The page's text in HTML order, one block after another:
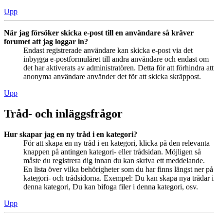
Upp
När jag försöker skicka e-post till en användare så kräver
forumet att jag loggar in?
Endast registrerade användare kan skicka e-post via det
inbygga e-postformuläret till andra användare och endast om
det har aktiverats av administratören. Detta för att förhindra att
anonyma användare använder det för att skicka skräppost.
Upp
Tråd- och inläggsfrågor
Hur skapar jag en ny tråd i en kategori?
För att skapa en ny tråd i en kategori, klicka på den relevanta
knappen på antingen kategori- eller trådsidan. Möjligen så
måste du registrera dig innan du kan skriva ett meddelande.
En lista över vilka behörigheter som du har finns längst ner på
kategori- och trådsidorna. Exempel: Du kan skapa nya trådar i
denna kategori, Du kan bifoga filer i denna kategori, osv.
Upp